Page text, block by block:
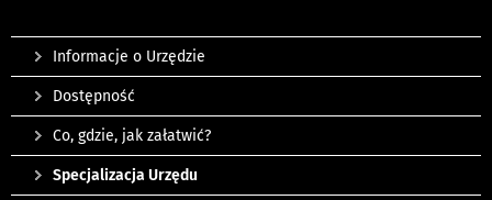
Informacje o Urzędzie
Dostępność
Co, gdzie, jak załatwić?
Specjalizacja Urzędu